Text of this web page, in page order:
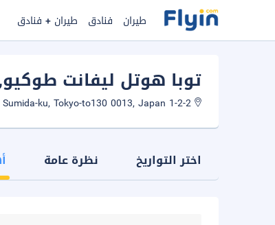
طيران فنادق طيران + فنادق
توبا هوتل ليفانت طوكيو
اختر التواريخ نظرة عامة